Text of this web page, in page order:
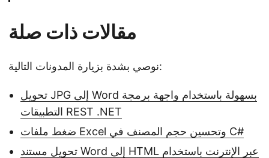
مقالات ذات صلة
نوصي بشدة بزيارة المدونات التالية:
تحويل JPG إلى Word بسهولة باستخدام واجهة برمجة
التطبيقات REST .NET
ضغط ملفات Excel وتحسين حجم المصنف في C#
تحويل مستند Word إلى HTML عبر الإنترنت باستخدام